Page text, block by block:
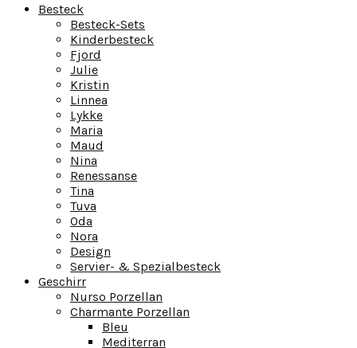
Besteck
Besteck-Sets
Kinderbesteck
Fjord
Julie
Kristin
Linnea
Lykke
Maria
Maud
Nina
Renessanse
Tina
Tuva
Oda
Nora
Design
Servier- & Spezialbesteck
Geschirr
Nurso Porzellan
Charmante Porzellan
Bleu
Mediterran